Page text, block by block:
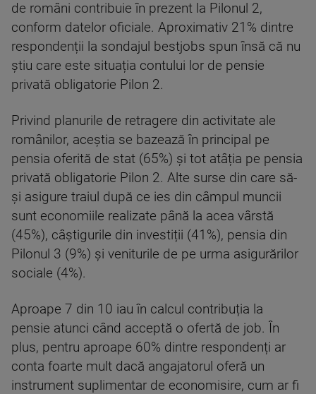
de români contribuie în prezent la Pilonul 2,
conform datelor oficiale. Aproximativ 21% dintre
respondenții la sondajul bestjobs spun însă că nu
știu care este situația contului lor de pensie
privată obligatorie Pilon 2.
Privind planurile de retragere din activitate ale
românilor, aceștia se bazează în principal pe
pensia oferită de stat (65%) și tot atâția pe pensia
privată obligatorie Pilon 2. Alte surse din care să-
și asigure traiul după ce ies din câmpul muncii
sunt economiile realizate până la acea vârstă
(45%), câștigurile din investiții (41%), pensia din
Pilonul 3 (9%) și veniturile de pe urma asigurărilor
sociale (4%).
Aproape 7 din 10 iau în calcul contribuția la
pensie atunci când acceptă o ofertă de job. În
plus, pentru aproape 60% dintre respondenți ar
conta foarte mult dacă angajatorul oferă un
instrument suplimentar de economisire, cum ar fi